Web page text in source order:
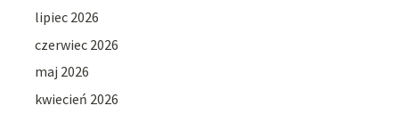
lipiec 2026
czerwiec 2026
maj 2026
kwiecień 2026